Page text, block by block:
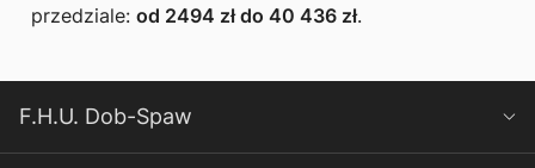
przedziale: od 2494 zł do 40 436 zł.
F.H.U. Dob-Spaw